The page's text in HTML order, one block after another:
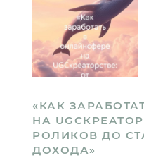
«КАК
НА
РОЛИКОВ ДО
ДОХОДА»